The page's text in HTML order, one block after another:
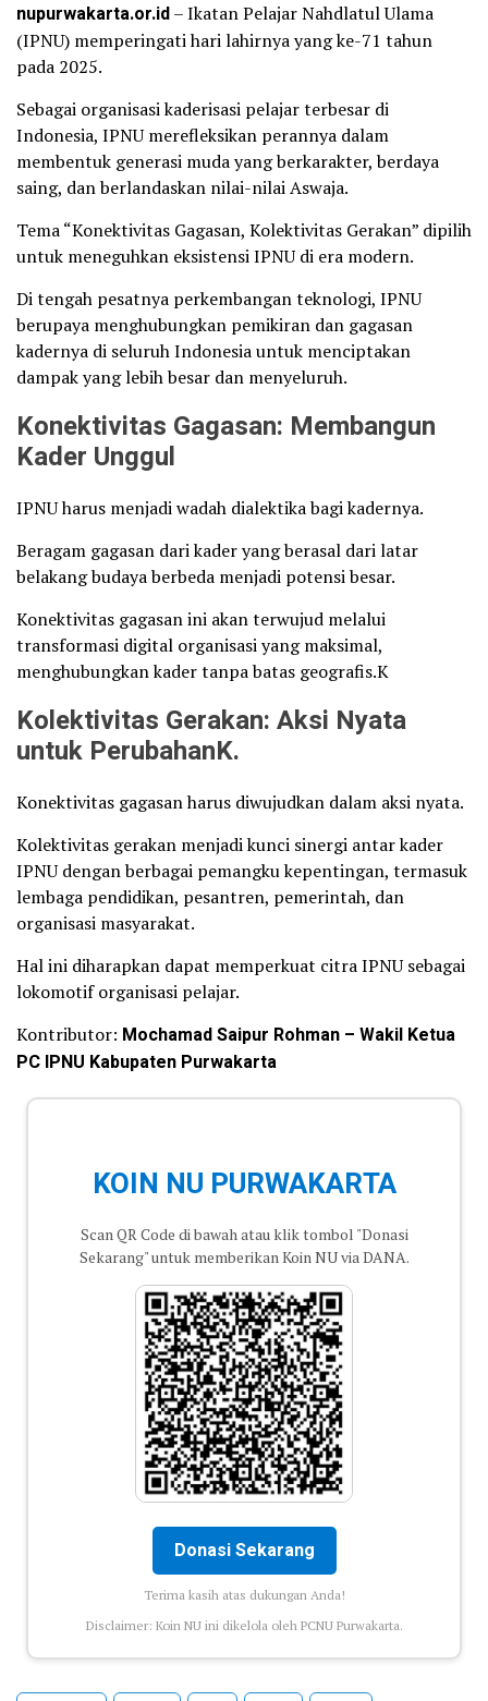
nupurwakarta.or.id– Ikatan Pelajar Nahdlatul Ulama
(IPNU) memperingati hari lahirnya yang ke-71 tahun
pada 2025.
Sebagai organisasi kaderisasi pelajar terbesar di
Indonesia, IPNU merefleksikan perannya dalam
membentuk generasi muda yang berkarakter, berdaya
saing, dan berlandaskan nilai-nilai Aswaja.
Tema “Konektivitas Gagasan, Kolektivitas Gerakan” dipilih
untuk meneguhkan eksistensi IPNU di era modern.
Di tengah pesatnya perkembangan teknologi, IPNU
berupaya menghubungkan pemikiran dan gagasan
kadernya di seluruh Indonesia untuk menciptakan
dampak yang lebih besar dan menyeluruh.
Konektivitas Gagasan: Membangun
Kader Unggul
IPNU harus menjadi wadah dialektika bagi kadernya.
Beragam gagasan dari kader yang berasal dari latar
belakang budaya berbeda menjadi potensi besar.
Konektivitas gagasan ini akan terwujud melalui
transformasi digital organisasi yang maksimal,
menghubungkan kader tanpa batas geografis.K
Kolektivitas Gerakan: Aksi Nyata
untuk PerubahanK.
Konektivitas gagasan harus diwujudkan dalam aksi nyata.
Kolektivitas gerakan menjadi kunci sinergi antar kader
IPNU dengan berbagai pemangku kepentingan, termasuk
lembaga pendidikan, pesantren, pemerintah, dan
organisasi masyarakat.
Hal ini diharapkan dapat memperkuat citra IPNU sebagai
lokomotif organisasi pelajar.
Kontributor: MochamadSaipur Rohman – Wakil Ketua
PC IPNU Kabupaten Purwakarta
KOIN NU PURWAKARTA
Scan QR Code di bawah atau klik tombol "Donasi
Sekarang" untuk memberikan Koin NU via DANA.
Donasi Sekarang
Terima kasih atas dukungan Anda!
Disclaimer: Koin NU ini dikelola oleh PCNU Purwakarta.